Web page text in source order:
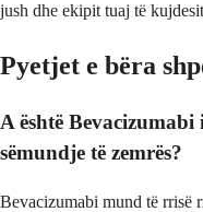
jush dhe ekipit tuaj të
Pyetjet e bëra
A është
sëmundje të zemrës?
Bevacizumabi mund të rrisë